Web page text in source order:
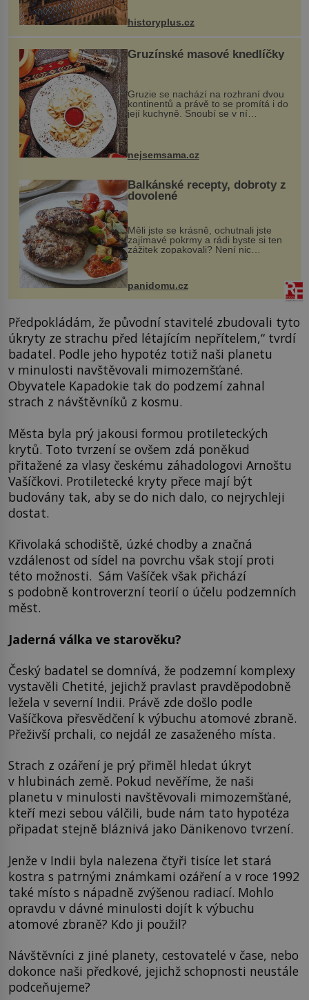
na něm dal mimořádně záležet. Jeho
stavební plány by při ...
historyplus.cz
Gruzínské masové knedlíčky
Gruzie se nachází na rozhraní dvou
kontinentů a právě to se promítá i do
její kuchyně. Snoubí se v ní
evropské a asijské chutě a díky tomu
vznikají rozmanité a chuťově bohaté
pokrmy, které rozhodně st...
nejsemsama.cz
Balkánské recepty, dobroty z
dovolené
Měli jste se krásně, ochutnali jste
zajímavé pokrmy a rádi byste si ten
zážitek zopakovali? Není nic
snazšího. Pljeskavica (10 porcí)
Možná jste ji ochutnali na dovolené v
panidomu.cz
Předpokládám, že původní stavitelé zbudovali tyto
úkryty ze strachu před létajícím nepřítelem,“ tvrdí
badatel. Podle jeho hypotéz totiž naši planetu
v minulosti navštěvovali mimozemšťané.
Obyvatele Kapadokie tak do podzemí zahnal
strach z návštěvníků z kosmu.
Města byla prý jakousi formou protileteckých
krytů. Toto tvrzení se ovšem zdá poněkud
přitažené za vlasy českému záhadologovi Arnoštu
Vašíčkovi. Protiletecké kryty přece mají být
budovány tak, aby se do nich dalo, co nejrychleji
dostat.
Křivolaká schodiště, úzké chodby a značná
vzdálenost od sídel na povrchu však stojí proti
této možnosti. Sám Vašíček však přichází
s podobně kontroverzní teorií o účelu podzemních
měst.
Jaderná válka ve starověku?
Český badatel se domnívá, že podzemní komplexy
vystavěli Chetité, jejichž pravlast pravděpodobně
ležela v severní Indii. Právě zde došlo podle
Vašíčkova přesvědčení k výbuchu atomové zbraně.
Přeživší prchali, co nejdál ze zasaženého místa.
Strach z ozáření je prý přiměl hledat úkryt
v hlubinách země. Pokud nevěříme, že naši
planetu v minulosti navštěvovali mimozemšťané,
kteří mezi sebou válčili, bude nám tato hypotéza
připadat stejně bláznivá jako Dänikenovo tvrzení.
Jenže v Indii byla nalezena čtyři tisíce let stará
kostra s patrnými známkami ozáření a v roce 1992
také místo s nápadně zvýšenou radiací. Mohlo
opravdu v dávné minulosti dojít k výbuchu
atomové zbraně? Kdo ji použil?
Návštěvníci z jiné planety, cestovatelé v čase, nebo
dokonce naši předkové, jejichž schopnosti neustále
podceňujeme?